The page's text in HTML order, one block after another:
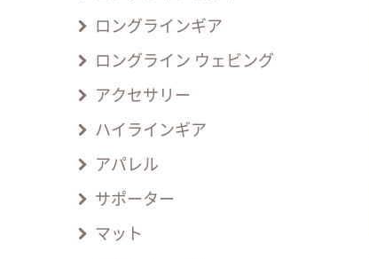
ロングラインギア
ロングライン ウェビング
アクセサリー
ハイラインギア
アパレル
サポーター
マット